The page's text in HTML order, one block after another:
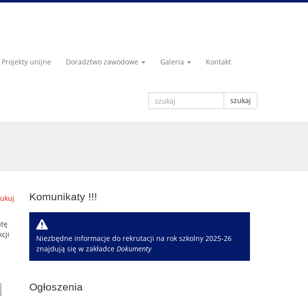
Projekty unijne Doradztwo zawodowe Galeria Kontakt
szukaj
Komunikaty !!!
W
Niezbędne informacje do rekrutacji na rok szkolny 2025-26
znajdują się w zakładce Dokumenty
Ogłoszenia